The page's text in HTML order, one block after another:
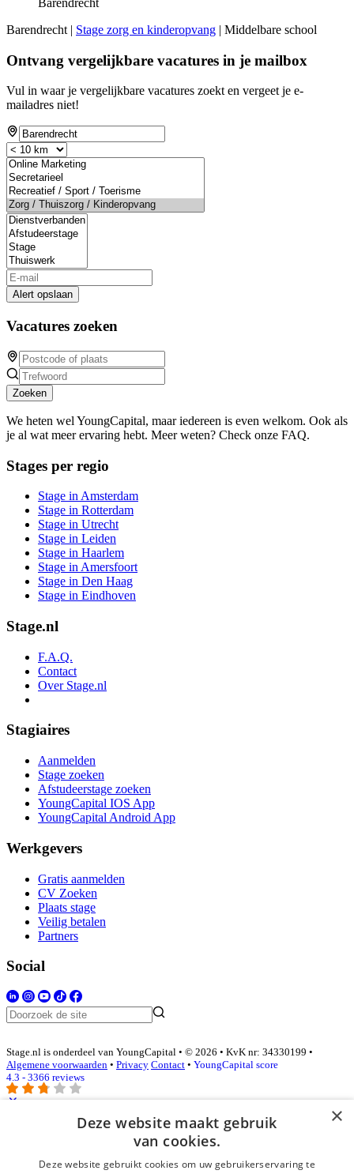
Barendrecht
Barendrecht | Stage zorg en kinderopvang | Middelbare school
Ontvang vergelijkbare vacatures in je mailbox
Vul in waar je vergelijkbare vacatures zoekt en vergeet je e-
mailadres niet!
Alert opslaan
Vacatures zoeken
Zoeken
We heten wel YoungCapital, maar iedereen is even welkom. Ook als
je al wat meer ervaring hebt. Meer weten? Check onze FAQ.
Stages per regio
Stage in Amsterdam
Stage in Rotterdam
Stage in Utrecht
Stage in Leiden
Stage in Haarlem
Stage in Amersfoort
Stage in Den Haag
Stage in Eindhoven
Stage.nl
F.A.Q.
Contact
Over Stage.nl
Stagiaires
Aanmelden
Stage zoeken
Afstudeerstage zoeken
YoungCapital IOS App
YoungCapital Android App
Werkgevers
Gratis aanmelden
CV Zoeken
Plaats stage
Veilig betalen
Partners
Social
Stage.nl is onderdeel van YoungCapital • © 2026 • KvK nr: 34330199 •
Algemene voorwaarden • Privacy Contact • YoungCapital score
4.3 - 3366 reviews
Inloggen als bedrijf
E-mail*
×
Deze website maakt gebruik
van cookies.
Deze website gebruikt cookies om uw gebruikerservaring te